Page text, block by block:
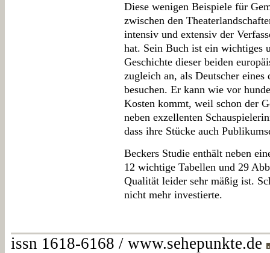
Diese wenigen Beispiele für
zwischen den
intensiv und extensiv der
hat. Sein Buch ist ein wichtiges
Geschichte dieser beiden
zugleich an, als Deutscher
besuchen. Er kann wie vor
Kosten kommt, weil schon der
neben exzellenten
dass ihre Stücke auch
Beckers Studie enthält neben
12 wichtige Tabellen und 29
Qualität leider sehr mäßig ist.
nicht mehr investierte.
issn 1618-6168 / www.sehepunkte.de